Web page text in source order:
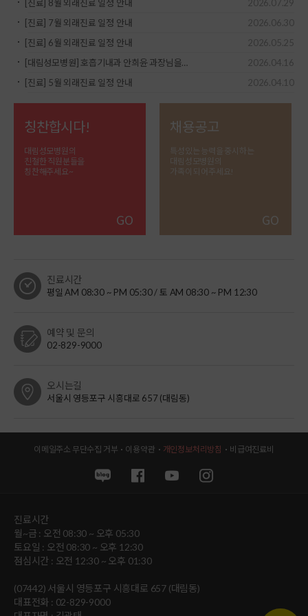
[진료] 8월 외래진료 일정 안내
2026.07.29
[진료] 7월 외래진료 일정 안내
2026.06.30
[진료] 6월 외래진료 일정 안내
2026.05.25
[대림성모병원] 호흡기내과 안희윤 과장님을…
2026.04.16
[진료] 5월 외래진료 일정 안내
2026.04.10
칭찬합시다!
대림성모병원의
친철한 직원분들을
칭찬해주세요~
채용공고
특성있는 능력을 중시하는
대림성모병원의
가족이 되어주세요!
진료시간
평일 AM 08:30 ~ PM 05:30 / 토 AM 08:30 ~ PM 12:30
예약 및 문의
02-829-9000
오시는길
서울시 영등포구 시흥대로 657 (대림동)
이메일주소 무단수집 거부 이용약관 개인정보처리방침 비급여진료비
진료시간
월~금 : 오전 08:30 ~ 오후 05:30
토요일 : 오전 08:30 ~ 오후 12:30
점심시간 : 오전 12:30 ~ 오후 01:30
(07442) 서울시 영등포구 시흥대로 657 (대림동)
대표전화 : 02-829-9000